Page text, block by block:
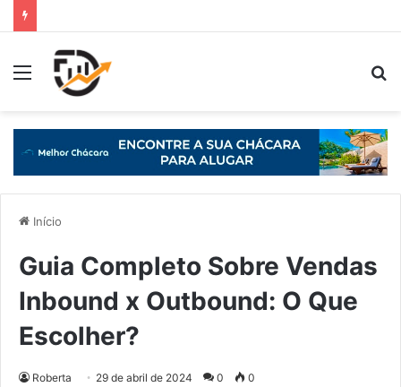
Início
Guia Completo Sobre Vendas
Inbound x Outbound: O Que
Escolher?
Roberta 29 de abril de 2024 0 0